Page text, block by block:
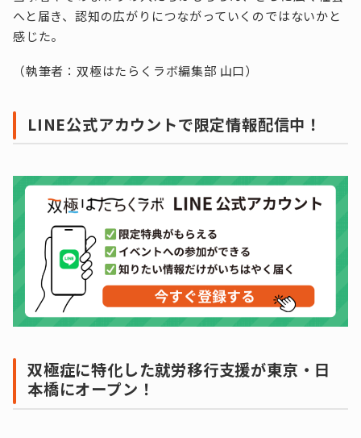
へと届き、認知の広がりにつながっていくのではないかと
感じた。
（執筆者：双極はたらくラボ編集部 山口）
LINE公式アカウントで限定情報配信中！
双極症に特化した就労移行支援が東京・日
本橋にオープン！